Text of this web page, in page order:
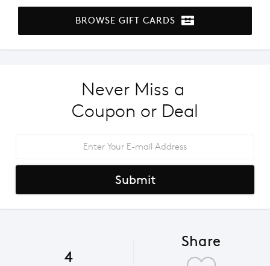
BROWSE GIFT CARDS
Never Miss a
Coupon or Deal
Submit
4
Share